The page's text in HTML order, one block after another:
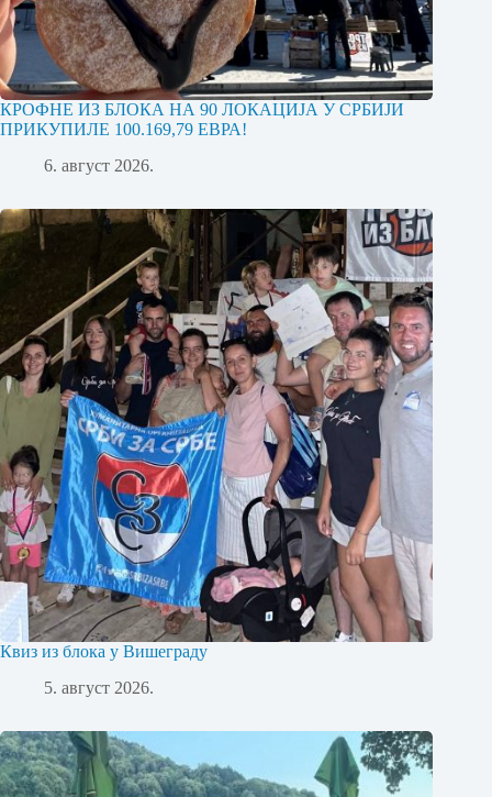
КРОФНЕ ИЗ БЛОКА НА 90 ЛОКАЦИЈА У СРБИЈИ
ПРИКУПИЛЕ 100.169,79 ЕВРА!
6. август 2026.
Квиз из блока у Вишеграду
5. август 2026.